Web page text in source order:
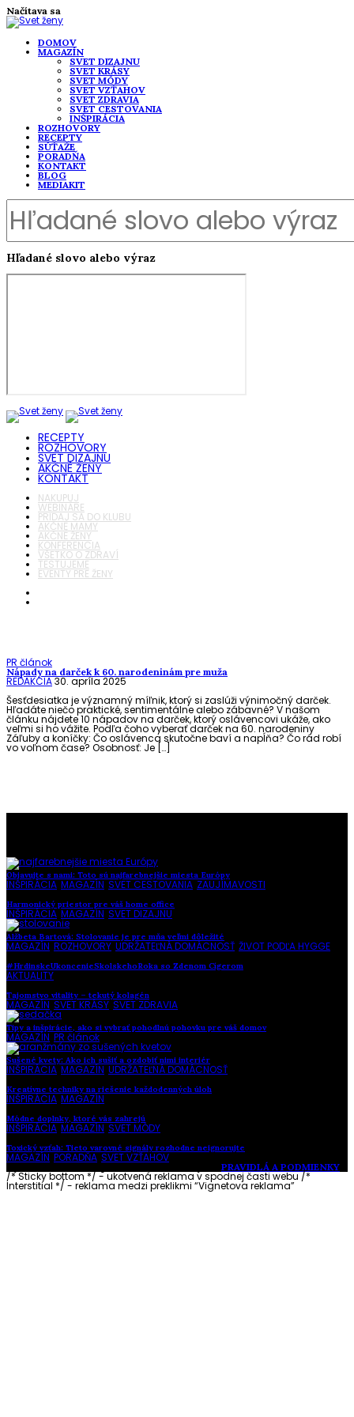
Načítava sa
DOMOV
MAGAZÍN
SVET DIZAJNU
SVET KRÁSY
SVET MÓDY
SVET VZŤAHOV
SVET ZDRAVIA
SVET CESTOVANIA
INŠPIRÁCIA
ROZHOVORY
RECEPTY
SÚŤAŽE
PORADŇA
KONTAKT
BLOG
MEDIAKIT
Hľadané slovo alebo výraz
RECEPTY
ROZHOVORY
SVET DIZAJNU
AKČNÉ ŽENY
KONTAKT
NAKUPUJ
WEBINÁRE
PRIDAJ SA DO KLUBU
AKČNÉ MAMY
AKČNÉ ŽENY
KONFERENCIA
VŠETKO O ZDRAVÍ
TESTUJEME
EVENTY PRE ŽENY
PR článok
Nápady na darček k 60. narodeninám pre muža
REDAKCIA30. apríla 2025
Šesťdesiatka je významný míľnik, ktorý si zaslúži výnimočný darček.
Hľadáte niečo praktické, sentimentálne alebo zábavné? V našom
článku nájdete 10 nápadov na darček, ktorý oslávencovi ukáže, ako
veľmi si ho vážite. Podľa čoho vyberať darček na 60. narodeniny
Záľuby a koníčky: Čo oslávenca skutočne baví a napĺňa? Čo rád robí
vo voľnom čase? Osobnosť: Je […]
Objavujte s nami: Toto sú najfarebnejšie miesta Európy
INŠPIRÁCIA MAGAZÍN SVET CESTOVANIA ZAUJÍMAVOSTI
Harmonický priestor pre váš home office
INŠPIRÁCIA MAGAZÍN SVET DIZAJNU
Alžbeta Bartová: Stolovanie je pre mňa veľmi dôležité
MAGAZÍN ROZHOVORY UDRŽATEĽNÁ DOMÁCNOSŤ ŽIVOT PODĽA HYGGE
#HrdinskeUkoncenieSkolskehoRoka so Zdenom Cígerom
AKTUALITY
Tajomstvo vitality – tekutý kolagén
MAGAZÍN SVET KRÁSY SVET ZDRAVIA
Tipy a inšpirácie, ako si vybrať pohodlnú pohovku pre váš domov
MAGAZÍN PR článok
Sušené kvety: Ako ich sušiť a ozdobiť nimi interiér
INŠPIRÁCIA MAGAZÍN UDRŽATEĽNÁ DOMÁCNOSŤ
Kreatívne techniky na riešenie každodenných úloh
INŠPIRÁCIA MAGAZÍN
Módne doplnky, ktoré vás zahrejú
INŠPIRÁCIA MAGAZÍN SVET MÓDY
Toxický vzťah: Tieto varovné signály rozhodne neignorujte
MAGAZÍN PORADŇA SVET VZŤAHOV
PRAVIDLÁ A PODMIENKY
/* Sticky bottom */ - ukotvená reklama v spodnej časti webu/*
Interstitial */ - reklama medzi preklikmi “Vignetova reklama”